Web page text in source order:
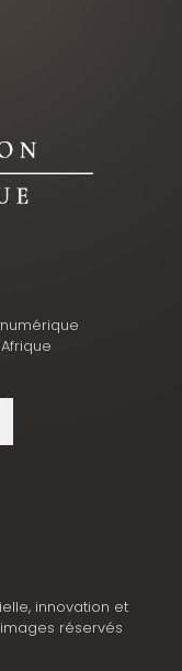
numérique
innovation et
réservés